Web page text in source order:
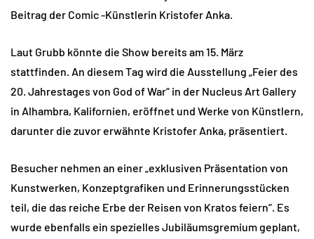
Beitrag der Comic -Künstlerin Kristofer Anka.
Laut Grubb könnte die Show bereits am 15. März
stattfinden. An diesem Tag wird die Ausstellung „Feier des
20. Jahrestages von God of War“ in der Nucleus Art Gallery
in Alhambra, Kalifornien, eröffnet und Werke von Künstlern,
darunter die zuvor erwähnte Kristofer Anka, präsentiert.
Besucher nehmen an einer „exklusiven Präsentation von
Kunstwerken, Konzeptgrafiken und Erinnerungsstücken
teil, die das reiche Erbe der Reisen von Kratos feiern“. Es
wurde ebenfalls ein spezielles Jubiläumsgremium geplant,